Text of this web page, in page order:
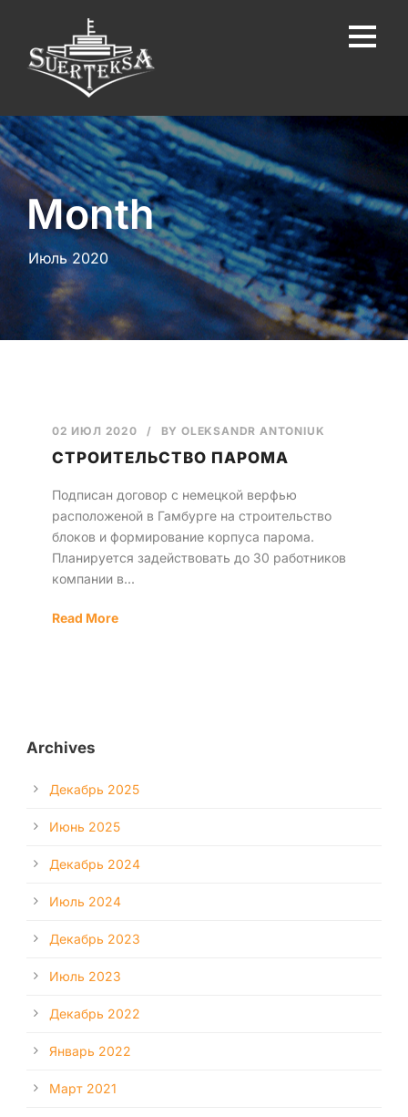
Русский
Month
Июль 2020
02 ИЮЛ 2020 / BYOLEKSANDR ANTONIUK
СТРОИТЕЛЬСТВО ПАРОМА
Подписан договор с немецкой верфью
расположеной в Гамбурге на строительство
блоков и формирование корпуса парома.
Планируется задействовать до 30 работников
компании в...
Read More
Archives
Декабрь 2025
Июнь 2025
Декабрь 2024
Июль 2024
Декабрь 2023
Июль 2023
Декабрь 2022
Январь 2022
Март 2021